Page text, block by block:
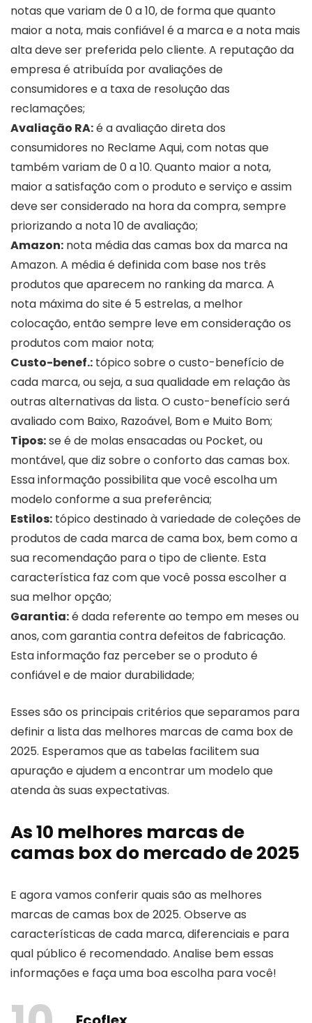
notas que variam de 0 a 10, de forma que quanto
maior a nota, mais confiável é a marca e a nota mais
alta deve ser preferida pelo cliente. A reputação da
empresa é atribuída por avaliações de
consumidores e a taxa de resolução das
reclamações;
Avaliação RA:é a avaliação direta dos
consumidores no Reclame Aqui, com notas que
também variam de 0 a 10. Quanto maior a nota,
maior a satisfação com o produto e serviço e assim
deve ser considerado na hora da compra, sempre
priorizando a nota 10 de avaliação;
Amazon: nota média das camas box da marca na
Amazon. A média é definida com base nos três
produtos que aparecem no ranking da marca. A
nota máxima do site é 5 estrelas, a melhor
colocação, então sempre leve em consideração os
produtos com maior nota;
Custo-benef.: tópico sobre o custo-benefício de
cada marca, ou seja, a sua qualidade em relação às
outras alternativas da lista. O custo-benefício será
avaliado com Baixo, Razoável, Bom e Muito Bom;
Tipos:se é de molas ensacadas ou Pocket, ou
montável, que diz sobre o conforto das camas box.
Essa informação possibilita que você escolha um
modelo conforme a sua preferência;
Estilos: tópico destinado à variedade de coleções de
produtos de cada marca de cama box, bem como a
sua recomendação para o tipo de cliente. Esta
característica faz com que você possa escolher a
sua melhor opção;
Garantia:é dada referente ao tempo em meses ou
anos, com garantia contra defeitos de fabricação.
Esta informação faz perceber se o produto é
confiável e de maior durabilidade;
Esses são os principais critérios que separamos para
definir a lista das melhores marcas de cama box de
2025. Esperamos que as tabelas facilitem sua
apuração e ajudem a encontrar um modelo que
atenda às suas expectativas.
As 10 melhores marcas de
camas box do mercado de 2025
E agora vamos conferir quais são as melhores
marcas de camas box de 2025. Observe as
características de cada marca, diferenciais e para
qual público é recomendado. Analise bem essas
informações e faça uma boa escolha para você!